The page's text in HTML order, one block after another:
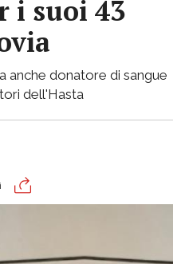
i suoi 43
anche donatore di sangue
dell'Hasta